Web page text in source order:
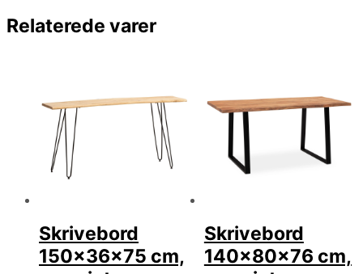
Relaterede varer
Skrivebord
150x36x75 cm,
Skrivebord
140x80x76 cm,